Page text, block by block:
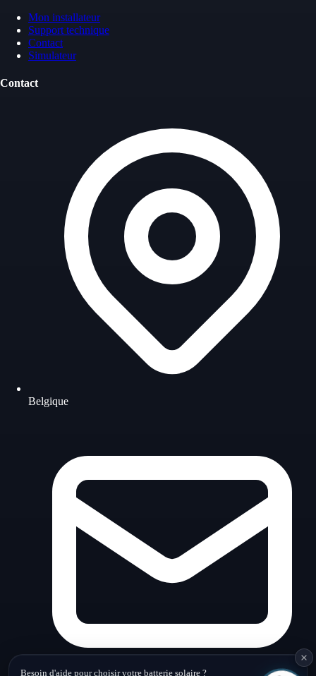
Mon installateur
Support technique
Contact
Simulateur
Contact
Belgique
Besoin d'aide pour choisir votre batterie solaire ?